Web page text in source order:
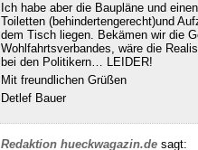
Ich habe aber die Baupläne und
Toiletten (behindertengerecht)und
dem Tisch liegen. Bekämen wir die
Wohlfahrtsverbandes, wäre die
bei den Politikern… LEIDER!
Mit freundlichen Grüßen
Detlef Bauer
Redaktion hueckwagazin.de sagt: